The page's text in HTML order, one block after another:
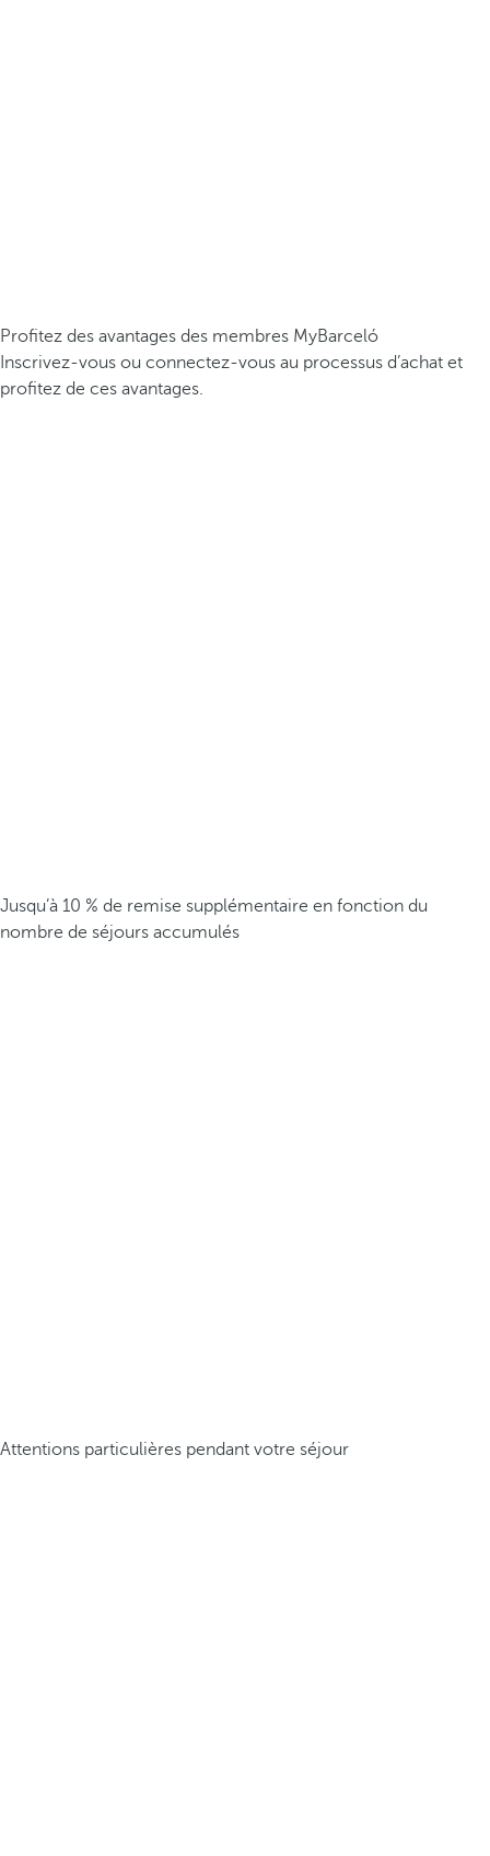
Profitez des avantages des membres MyBarceló
Inscrivez-vous ou connectez-vous au processus d’achat et
profitez de ces avantages.
Jusqu’à 10 % de remise supplémentaire en fonction du
nombre de séjours accumulés
Attentions particulières pendant votre séjour